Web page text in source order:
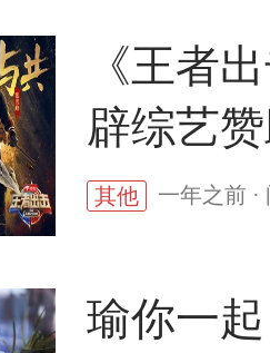
《王者
辟综艺
其他 一年之前 ·
瑜你一